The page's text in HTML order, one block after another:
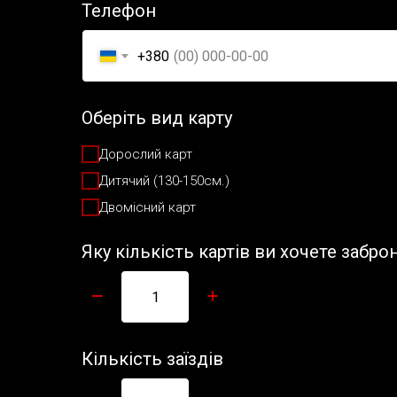
Телефон
+380
Оберіть вид карту
Дорослий карт
Дитячий (130-150см.)
Двомісний карт
Яку кількість картів ви хочете
Кількість заїздів